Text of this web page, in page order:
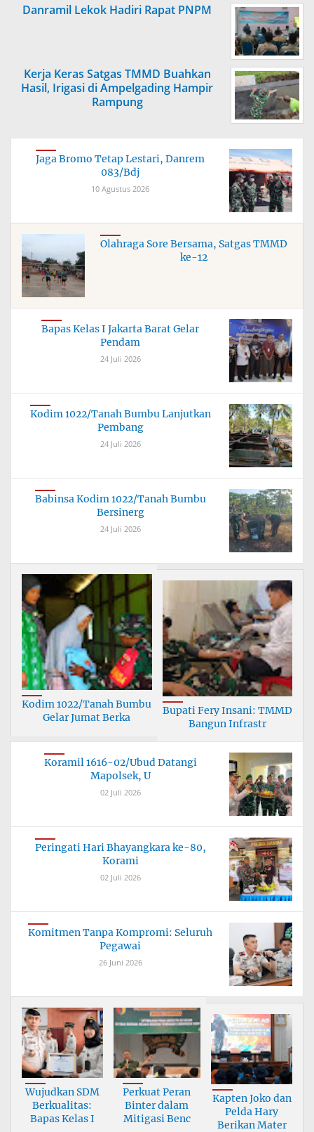
Danramil Lekok Hadiri Rapat PNPM
Kerja Keras Satgas TMMD Buahkan
Hasil, Irigasi di Ampelgading Hampir
Rampung
Jaga Bromo Tetap Lestari, Danrem
083/Bdj
10 Agustus 2026
Olahraga Sore Bersama, Satgas TMMD
ke-12
Bapas Kelas I Jakarta Barat Gelar
Pendam
24 Juli 2026
Kodim 1022/Tanah Bumbu Lanjutkan
Pembang
24 Juli 2026
Babinsa Kodim 1022/Tanah Bumbu
Bersinerg
24 Juli 2026
Kodim 1022/Tanah Bumbu
Gelar Jumat Berka
Bupati Fery Insani: TMMD
Bangun Infrastr
Koramil 1616-02/Ubud Datangi
Mapolsek, U
02 Juli 2026
Peringati Hari Bhayangkara ke-80,
Korami
02 Juli 2026
Komitmen Tanpa Kompromi: Seluruh
Pegawai
26 Juni 2026
Wujudkan SDM
Berkualitas:
Bapas Kelas I
Perkuat Peran
Binter dalam
Mitigasi Benc
Kapten Joko dan
Pelda Hary
Berikan Mater